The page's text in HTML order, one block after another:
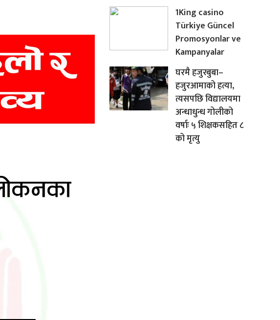
1King casino
Türkiye Güncel
Promosyonlar ve
Kampanyalar
घरमै हजुरबुबा–
हजुरआमाको हत्या,
त्यसपछि विद्यालयमा
अन्धाधुन्ध गोलीको
वर्षाः ५ शिक्षकसहित ८
को मृत्यु